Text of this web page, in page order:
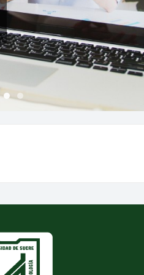
Slideshow item 0
Slideshow item 1
Slideshow item 2